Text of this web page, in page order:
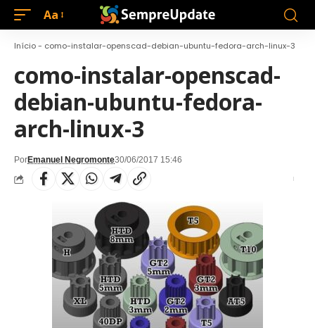
Aa
Início- como-instalar-openscad-debian-ubuntu-fedora-arch-linux-3
como-instalar-openscad-
debian-ubuntu-fedora-
arch-linux-3
PorEmanuel Negromonte30/06/2017 15:46